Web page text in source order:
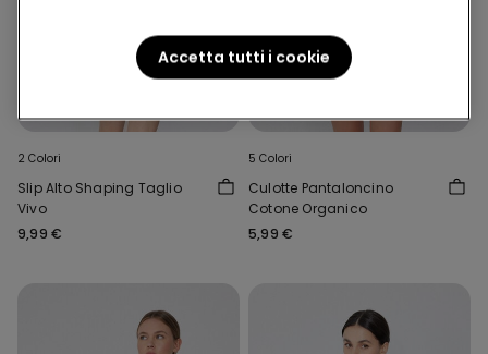
Effetto modellante
2 Colori
Slip Alto Shaping Taglio
Vivo
9,99 €
Cotone Organico
5 Colori
Culotte Pantaloncino
Cotone Organico
5,99 €
Accetta tutti i cookie